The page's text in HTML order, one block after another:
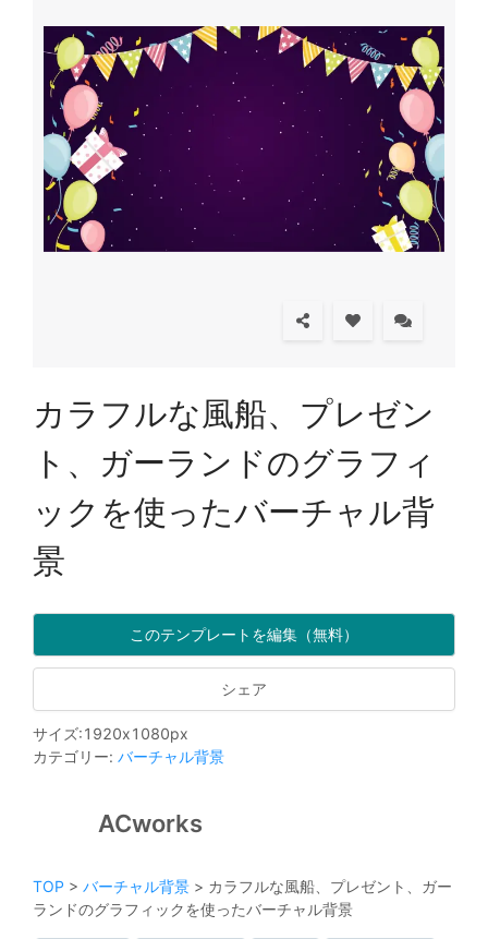
カラフルな風船、プレゼン
ト、ガーランドのグラフィ
ックを使ったバーチャル背
景
このテンプレートを編集（無料）
シェア
サイズ:1920x1080px
カテゴリー: バーチャル背景
ACworks
TOP > バーチャル背景 > カラフルな風船、プレゼント、ガー
ランドのグラフィックを使ったバーチャル背景